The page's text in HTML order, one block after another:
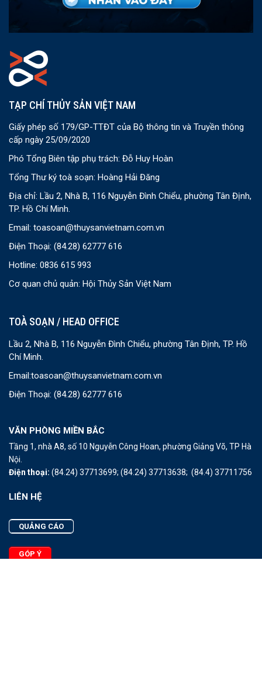
TẠP CHÍ THỦY SẢN VIỆT NAM
Giấy phép số 179/GP-TTĐT của Bộ thông tin và Truyền thông
cấp ngày 25/09/2020
Phó Tổng Biên tập phụ trách: Đỗ Huy Hoàn
Tổng Thư ký toà soạn: Hoàng Hải Đăng
Địa chỉ: Lầu 2, Nhà B, 116 Nguyễn Đình Chiểu, phường Tân Định,
TP. Hồ Chí Minh.
Email: toasoan@thuysanvietnam.com.vn
Điện Thoại: (84.28) 62777 616
Hotline: 0836 615 993
Cơ quan chủ quản: Hội Thủy Sản Việt Nam
TOÀ SOẠN / HEAD OFFICE
Lầu 2, Nhà B, 116 Nguyễn Đình Chiểu, phường Tân Định, TP. Hồ
Chí Minh.
Email:toasoan@thuysanvietnam.com.vn
Điện Thoại: (84.28) 62777 616
VĂN PHÒNG MIỀN BẮC
Tầng 1, nhà A8, số 10 Nguyễn Công Hoan, phường Giảng Võ, TP Hà
Nội.
Điện thoại: (84.24) 37713699; (84.24) 37713638; (84.4) 37711756
LIÊN HỆ
QUẢNG CÁO
GÓP Ý